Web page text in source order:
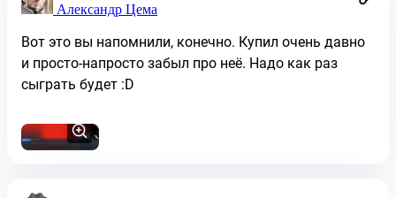
Александр Цема
Вот это вы напомнили, конечно. Купил очень давно
и просто-напросто забыл про неё. Надо как раз
сыграть будет :D